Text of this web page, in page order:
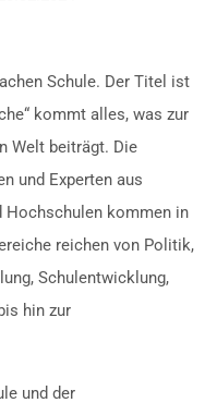
Schule. Der Titel ist
kommt alles, was zur
Welt beiträgt. Die
und Experten aus
Hochschulen kommen in
reichen von Politik,
Schulentwicklung,
hin zur
und der